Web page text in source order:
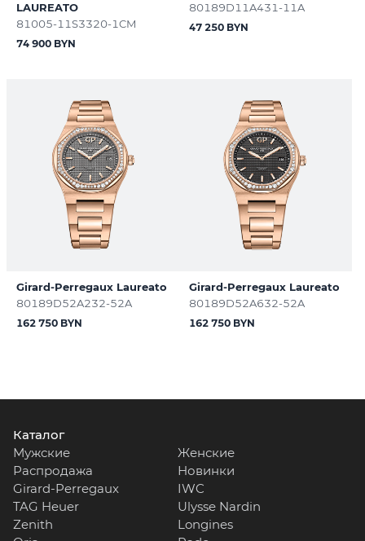
LAUREATO
81005-11S3320-1CM
74 900 BYN
80189D11A431-11A
47 250 BYN
Girard-Perregaux Laureato
80189D52A232-52A
162 750 BYN
Girard-Perregaux Laureato
80189D52A632-52A
162 750 BYN
Каталог
Мужские
Женские
Распродажа
Новинки
Girard-Perregaux
IWC
TAG Heuer
Ulysse Nardin
Zenith
Longines